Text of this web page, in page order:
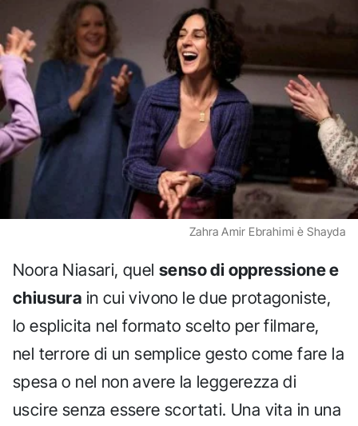
Zahra Amir Ebrahimi è Shayda
Noora Niasari, quel senso di oppressione e
chiusura in cui vivono le due protagoniste,
lo esplicita nel formato scelto per filmare,
nel terrore di un semplice gesto come fare la
spesa o nel non avere la leggerezza di
uscire senza essere scortati. Una vita in una